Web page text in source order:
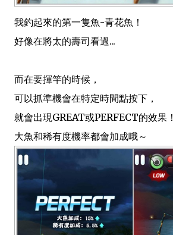
我釣起來的第一隻魚-青花魚！
好像在將太的壽司看過...
而在要揮竿的時候，
可以抓準機會在特定時間點按下，
就會出現GREAT或PERFECT的效果！
大魚和稀有度機率都會加成哦～